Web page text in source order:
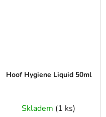
Hoof Hygiene Liquid 50ml
Skladem (1 ks)